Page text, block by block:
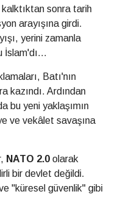
sonra tarih
arayışına girdi.
yerini zamanla
İslam'dı...
Batı'nın
kazındı. Ardından
bu yeni yaklaşımın
ve vekâlet savaşına
NATO 2.0 olarak
bir devlet değildi.
"küresel güvenlik" gibi